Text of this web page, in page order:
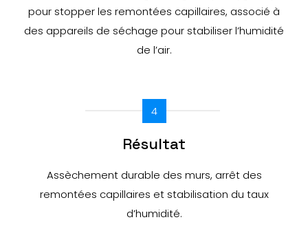
pour stopper les remontées capillaires, associé à
des appareils de séchage pour stabiliser l’humidité
de l’air.
4
Résultat
Assèchement durable des murs, arrêt des
remontées capillaires et stabilisation du taux
d’humidité.